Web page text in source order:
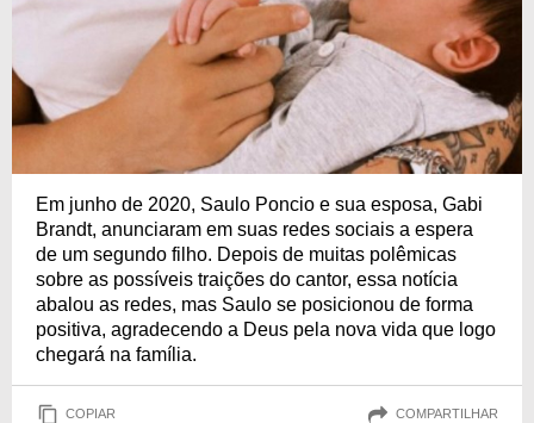
Em junho de 2020, Saulo Poncio e sua esposa, Gabi
Brandt, anunciaram em suas redes sociais a espera
de um segundo filho. Depois de muitas polêmicas
sobre as possíveis traições do cantor, essa notícia
abalou as redes, mas Saulo se posicionou de forma
positiva, agradecendo a Deus pela nova vida que logo
chegará na família.
COPIAR COMPARTILHAR